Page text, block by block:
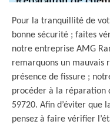
Pour la tranquillité de
bonne sécurité ; faites
notre entreprise AMG
remarquons un mauvais
présence de fissure ;
procéder à la réparation
59720. Afin d’éviter que
pensez à faire vérifier